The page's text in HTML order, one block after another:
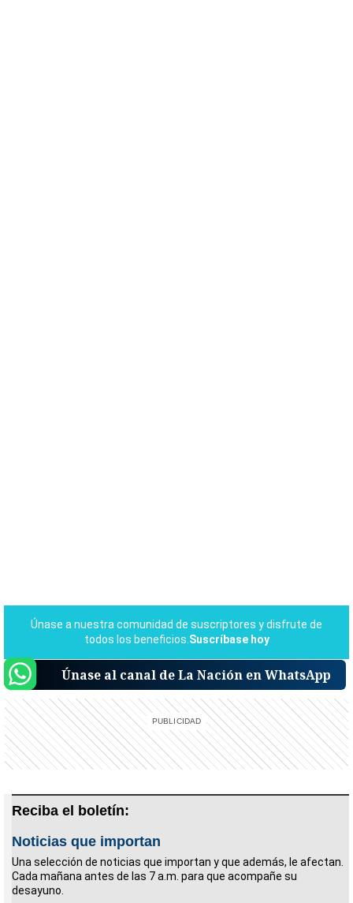
Únase al canal de La Nación en WhatsApp
Reciba el boletín:
Noticias que importan
Una selección de noticias que importan y que además, le afectan.
Cada mañana antes de las 7 a.m. para que acompañe su
desayuno.